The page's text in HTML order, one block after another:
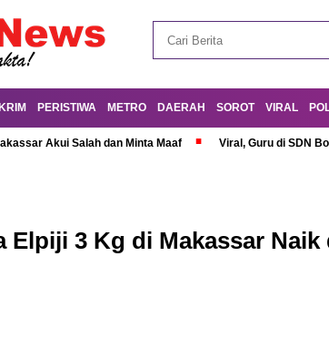
PERISTIWA METRO DAERAH SOROT VIRAL
Akui Salah dan Minta Maaf Viral, Guru di SDN
Elpiji 3 Kg di Makassar